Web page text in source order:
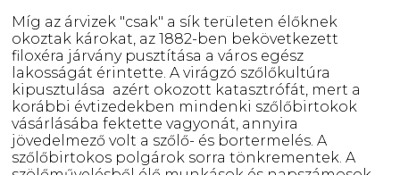
Míg az árvizek "csak" a sík területen élőknek
okoztak károkat, az 1882-ben bekövetkezett
filoxéra járvány pusztítása a város egész
lakosságát érintette. A virágzó szőlőkultúra
kipusztulása azért okozott katasztrófát, mert a
korábbi évtizedekben mindenki szőlőbirtokok
vásárlásába fektette vagyonát, annyira
jövedelmező volt a szőlő- és bortermelés. A
szőlőbirtokos polgárok sorra tönkrementek. A